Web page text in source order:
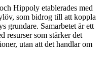
Hippoly etablerades med
som bidrog till att koppla
grundare. Samarbetet är ett
resurser som stärker det
utan att det handlar om